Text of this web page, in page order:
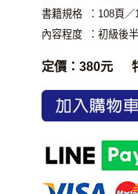
書籍規格
：108頁
內容程度
：初級後
定價：380元